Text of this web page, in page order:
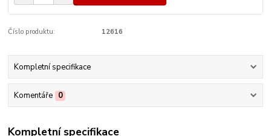
Číslo produktu: 12616
Kompletní specifikace
Komentáře 0
Kompletní specifikace